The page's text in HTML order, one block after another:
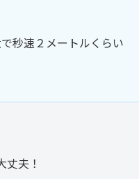
秒速２メートルくらい
夫！